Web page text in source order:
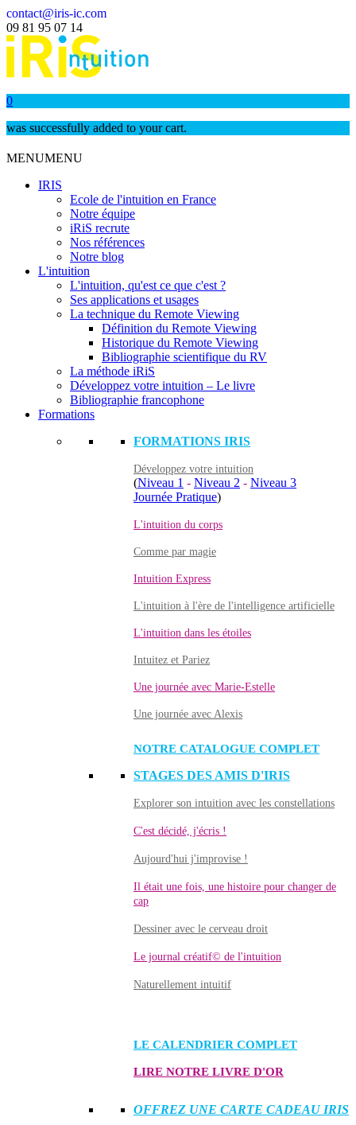
contact@iris-ic.com
09 81 95 07 14
0
was successfully added to your cart.
MENUMENU
IRIS
Ecole de l'intuition en France
Notre équipe
iRiS recrute
Nos références
Notre blog
L'intuition
L'intuition, qu'est ce que c'est ?
Ses applications et usages
La technique du Remote Viewing
Définition du Remote Viewing
Historique du Remote Viewing
Bibliographie scientifique du RV
La méthode iRiS
Développez votre intuition – Le livre
Bibliographie francophone
Formations
FORMATIONS IRIS
Développez votre intuition
(Niveau 1 - Niveau 2 - Niveau 3
Journée Pratique)
L'intuition du corps
Comme par magie
Intuition Express
L'intuition à l'ère de l'intelligence artificielle
L'intuition dans les étoiles
Intuitez et Pariez
Une journée avec Marie-Estelle
Une journée avec Alexis
NOTRE CATALOGUE COMPLET
STAGES DES AMIS D'IRIS
Explorer son intuition avec les constellations
C'est décidé, j'écris !
Aujourd'hui j'improvise !
Il était une fois, une histoire pour changer de
cap
Dessiner avec le cerveau droit
Le journal créatif© de l'intuition
Naturellement intuitif
LE CALENDRIER COMPLET
LIRE NOTRE LIVRE D'OR
OFFREZ UNE CARTE CADEAU IRIS